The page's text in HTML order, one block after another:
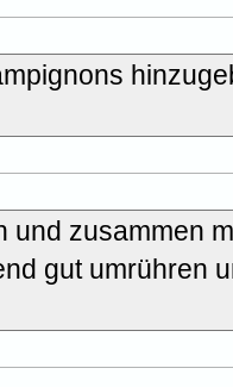
zusammen
gut umrühren